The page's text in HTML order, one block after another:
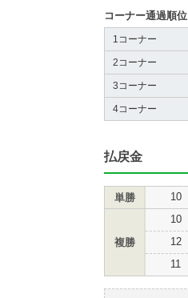
コーナー通過順位
1コーナー
2コーナー
3コーナー
4コーナー
払戻金
単勝 10
複勝
10
12
11